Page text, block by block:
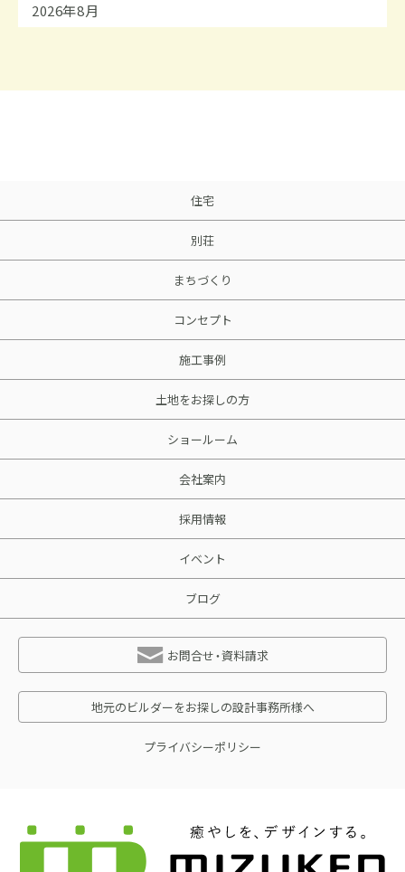
2026年8月
住宅
別荘
まちづくり
コンセプト
施工事例
土地をお探しの方
ショールーム
会社案内
採用情報
イベント
ブログ
お問合せ・資料請求
地元のビルダーをお探しの設計事務所様へ
プライバシーポリシー